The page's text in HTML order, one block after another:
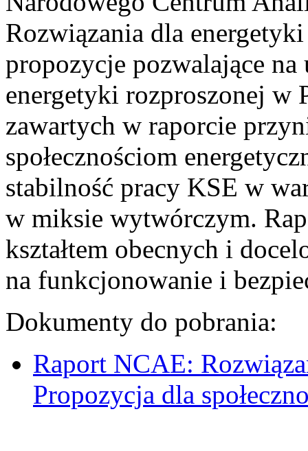
Rozwiązania dla
propozycje pozwalające
energetyki rozproszonej w
zawartych w raporcie
społecznościom
stabilność pracy KSE w
w miksie wytwórczym.
kształtem obecnych i
na funkcjonowanie i
Dokumenty do pobrania:
Raport NCAE:
Propozycja dla